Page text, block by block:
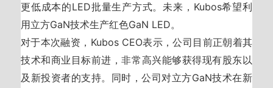
更低成本的LED批量生产方式。未来，Kubos希望利
用立方GaN技术生产红色GaN LED。
对于本次融资，Kubos CEO表示，公司目前正朝着其
技术和商业目标前进，非常高兴能够获得现有股东以
及新投资者的支持。同时，公司对立方GaN技术在新